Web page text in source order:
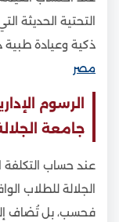
ذكية وعيادة طبية
مصر
الرسوم
جامعة
عند حساب التكلفة
الجلالة للطلاب
فحسب، بل تُضاف